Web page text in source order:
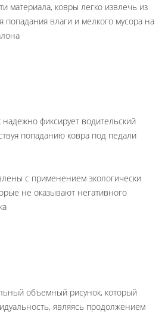
материала, ковры легко извлечь из
попадания влаги и мелкого мусора на
фиксирует водительский
попаданию ковра под педали
с применением экологически
не оказывают негативного
объемный рисунок, который
являясь продолжением